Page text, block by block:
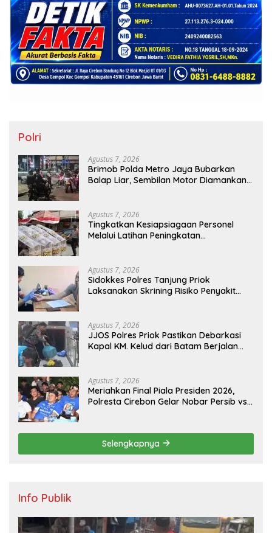
Polri
Agustus 7, 2026
Brimob Polda Metro Jaya Bubarkan
Balap Liar, Sembilan Motor Diamankan
Agustus 7, 2026
Tingkatkan Kesiapsiagaan Personel
Melalui Latihan Peningkatan
Agustus 7, 2026
Sidokkes Polres Tanjung Priok
Laksanakan Skrining Risiko Penyakit
Agustus 7, 2026
JJOS Polres Priok Pastikan Debarkasi
Kapal KM. Kelud dari Batam Berjalan
Agustus 7, 2026
Meriahkan Final Piala Presiden 2026,
Polresta Cirebon Gelar Nobar Persib vs
Selengkapnya
Info Publik